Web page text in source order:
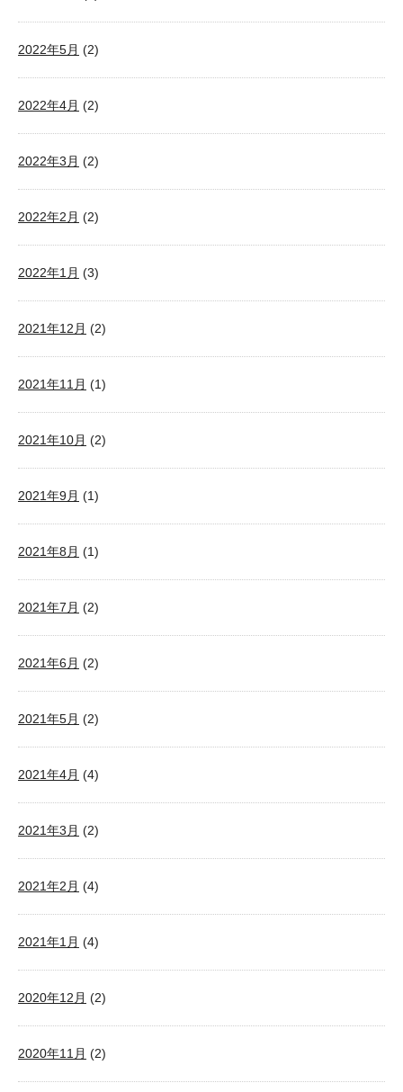
2022年5月 (2)
2022年4月 (2)
2022年3月 (2)
2022年2月 (2)
2022年1月 (3)
2021年12月 (2)
2021年11月 (1)
2021年10月 (2)
2021年9月 (1)
2021年8月 (1)
2021年7月 (2)
2021年6月 (2)
2021年5月 (2)
2021年4月 (4)
2021年3月 (2)
2021年2月 (4)
2021年1月 (4)
2020年12月 (2)
2020年11月 (2)